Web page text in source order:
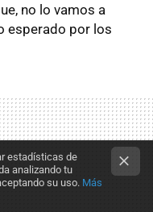
no lo vamos a
esperado por los
estadísticas de
analizando tu
su uso. Más